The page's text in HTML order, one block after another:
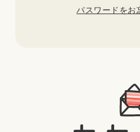
パスワードをお